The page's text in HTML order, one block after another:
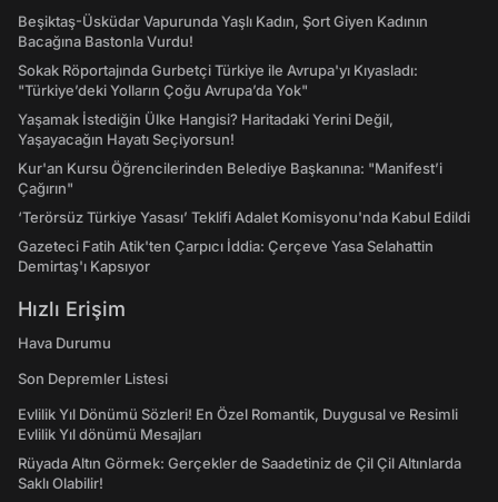
Beşiktaş-Üsküdar Vapurunda Yaşlı Kadın, Şort Giyen Kadının
Bacağına Bastonla Vurdu!
Sokak Röportajında Gurbetçi Türkiye ile Avrupa'yı Kıyasladı:
"Türkiye’deki Yolların Çoğu Avrupa’da Yok"
Yaşamak İstediğin Ülke Hangisi? Haritadaki Yerini Değil,
Yaşayacağın Hayatı Seçiyorsun!
Kur'an Kursu Öğrencilerinden Belediye Başkanına: "Manifest’i
Çağırın"
‘Terörsüz Türkiye Yasası’ Teklifi Adalet Komisyonu'nda Kabul Edildi
Gazeteci Fatih Atik'ten Çarpıcı İddia: Çerçeve Yasa Selahattin
Demirtaş'ı Kapsıyor
Hızlı Erişim
Hava Durumu
Son Depremler Listesi
Evlilik Yıl Dönümü Sözleri! En Özel Romantik, Duygusal ve Resimli
Evlilik Yıl dönümü Mesajları
Rüyada Altın Görmek: Gerçekler de Saadetiniz de Çil Çil Altınlarda
Saklı Olabilir!